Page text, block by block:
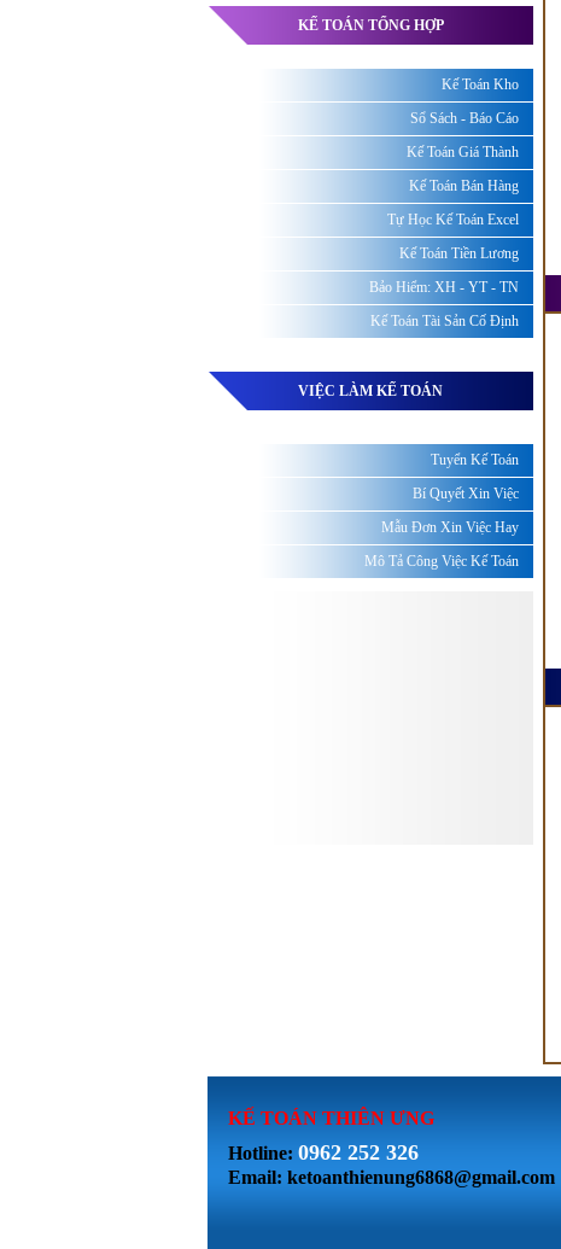
KẾ TOÁN TỔNG HỢP
Kế Toán Kho
Sổ Sách - Báo Cáo
Kế Toán Giá Thành
Kế Toán Bán Hàng
Tự Học Kế Toán Excel
Kế Toán Tiền Lương
Bảo Hiểm: XH - YT - TN
Kế Toán Tài Sản Cố Định
VIỆC LÀM KẾ TOÁN
Tuyển Kế Toán
Bí Quyết Xin Việc
Mẫu Đơn Xin Việc Hay
Mô Tả Công Việc Kế Toán
KẾ TOÁN THIÊN ƯNG
Hotline: 0962 252 326
Email: ketoanthienung6868@gmail.com